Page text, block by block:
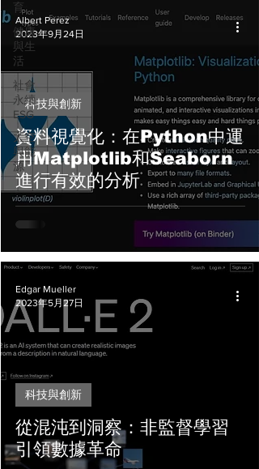
育
健康
與生
活
社會
永續
ESG
太空
與能
源
資料視覺化：在Python中運
用Matplotlib和Seaborn
進行有效的分析
科技與創新
Albert Perez
2023年9月24日
從混沌到洞察：非監督學習
引領數據革命
科技與創新
Edgar Mueller
2023年5月27日